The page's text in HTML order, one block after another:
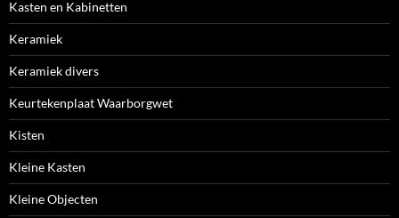
Kasten en Kabinetten
Keramiek
Keramiek divers
Keurtekenplaat Waarborgwet
Kisten
Kleine Kasten
Kleine Objecten